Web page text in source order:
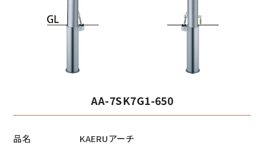
AA-7SK7G1-650
品名
KAERUアーチ